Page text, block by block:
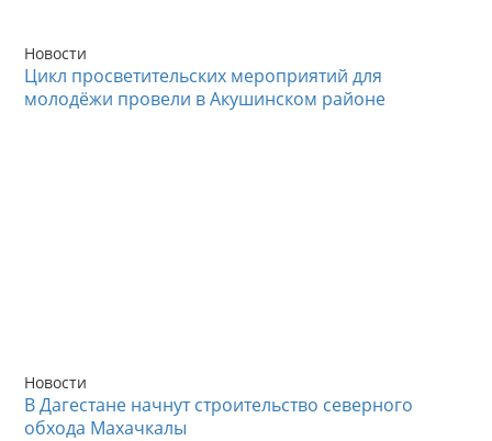
Новости
Цикл просветительских мероприятий для
молодёжи провели в Акушинском районе
Новости
В Дагестане начнут строительство северного
обхода Махачкалы